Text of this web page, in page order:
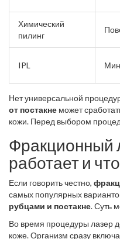
Химический
пилинг
IPL
Нет универсальной
от постакне может
кожи. Перед выбором
кожи, и только тогда
Фракционный
работает и
Если говорить честно,
самых популярных
рубцами и постакне. Суть
тысячи микрозон (фракций).
Во время процедуры лазер
коже. Организм сразу